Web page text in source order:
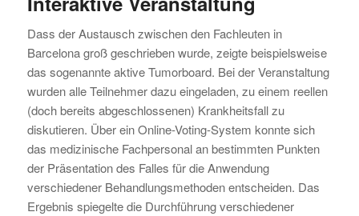
Dass der Austausch zwischen den Fachleuten in
Barcelona groß geschrieben wurde, zeigte beispielsweise
das sogenannte aktive Tumorboard. Bei der Veranstaltung
wurden alle Teilnehmer dazu eingeladen, zu einem reellen
(doch bereits abgeschlossenen) Krankheitsfall zu
diskutieren. Über ein Online-Voting-System konnte sich
das medizinische Fachpersonal an bestimmten Punkten
der Präsentation des Falles für die Anwendung
verschiedener Behandlungsmethoden entscheiden. Das
Ergebnis spiegelte die Durchführung verschiedener